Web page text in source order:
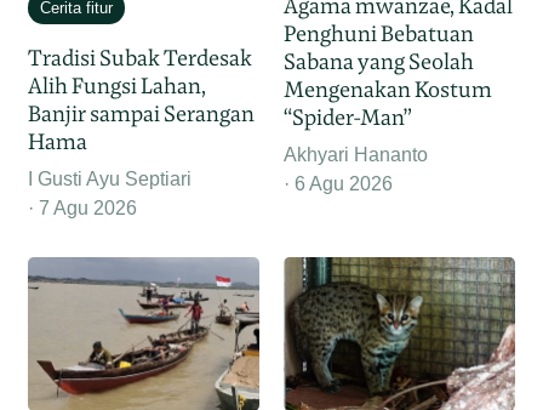
Cerita fitur
Tradisi Subak Terdesak
Alih Fungsi Lahan,
Banjir sampai Serangan
Hama
I Gusti Ayu Septiari
7 Agu 2026
Agama mwanzae, Kadal
Penghuni Bebatuan
Sabana yang Seolah
Mengenakan Kostum
“Spider-Man”
Akhyari Hananto
6 Agu 2026